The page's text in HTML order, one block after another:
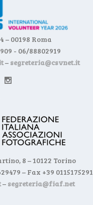
– 00198 Roma
- 06/88802919
– segreteria@csvnet.it
8 – 10122 Torino
– Fax +39 0115175291
– segreteria@fiaf.net